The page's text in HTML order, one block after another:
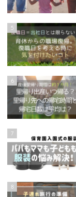
5
6
7
8